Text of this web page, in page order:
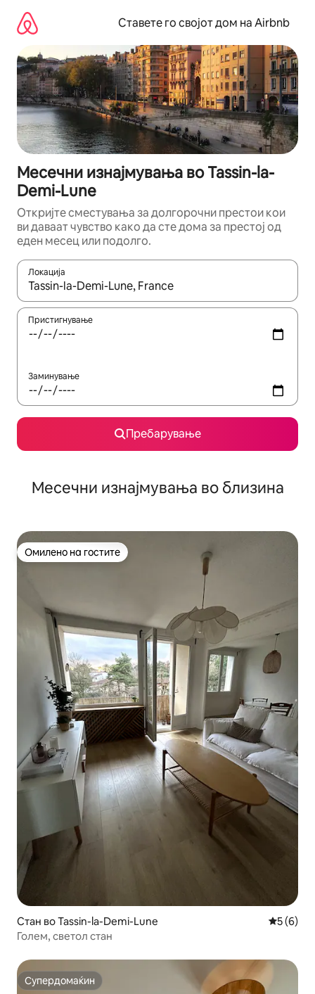
содржина
Ставете го својот дом на Airbnb
Месечни изнајмувања во Tassin-la-
Demi-Lune
Откријте сместувања за долгорочни престои кои
ви даваат чувство како да сте дома за престој од
еден месец или подолго.
Локација
Кога резултатите се достапни, движете се со копчињата
Пристигнување
Заминување
Пребарување
Месечни изнајмувања во близина
Омилено на гостите
Омилено на гостите
Стан во Tassin-la-Demi-Lune
5 (6)
Голем, светол стан
Супердомаќин
Супердомаќин